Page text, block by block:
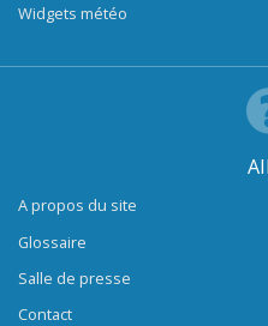
Widgets météo
A propos du site
Glossaire
Salle de presse
Contact